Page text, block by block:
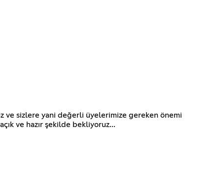
ve sizlere yani değerli üyelerimize gereken önemi
ve hazır şekilde bekliyoruz...